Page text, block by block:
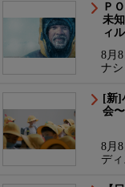
Ｐ
未
ィ
8月
ナ
[新]
会
8月
デ